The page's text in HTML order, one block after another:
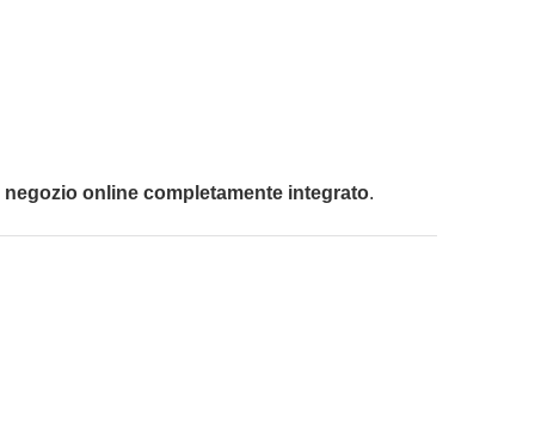
negozio online completamente integrato.